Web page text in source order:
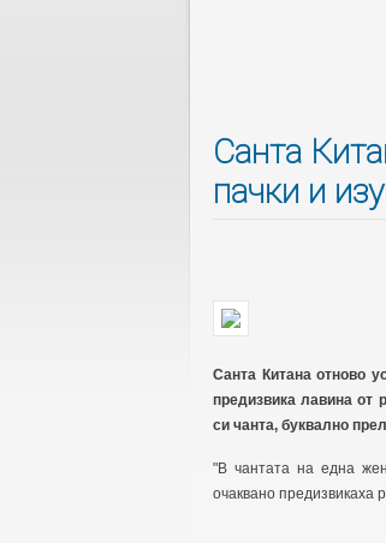
Санта
пачки и
Санта Китана отново
предизвика лавина от
си чанта, буквално
"В чантата на една
очаквано предизвикаха